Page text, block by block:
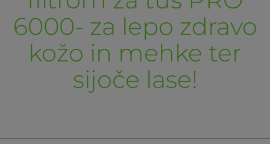
6000- za lepo zdravo
kožo in mehke ter
sijoče lase!